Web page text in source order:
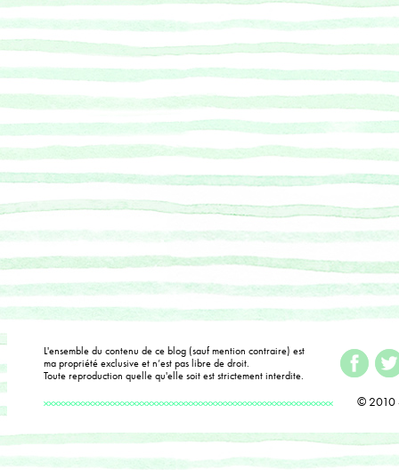
L'ensemble du contenu de ce blog (sauf mention contraire) est
ma propriété exclusive et n’est pas libre de droit.
Toute reproduction quelle qu'elle soit est strictement interdite.
© 2010